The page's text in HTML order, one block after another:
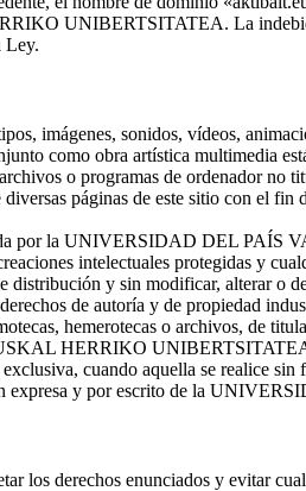
UNIBERTSITATEA. La
Ley.
imágenes, sonidos, vídeos,
como obra artística multimedia
archivos o programas de
páginas de este sitio con el
por la UNIVERSIDAD DEL
intelectuales protegidas y
y sin modificar, alterar o
de autoría y de propiedad
hemerotecas o archivos, de
HERRIKO UNIBERTSITATEA
cuando aquella se realice
expresa y por escrito de la
los derechos enunciados y evitar